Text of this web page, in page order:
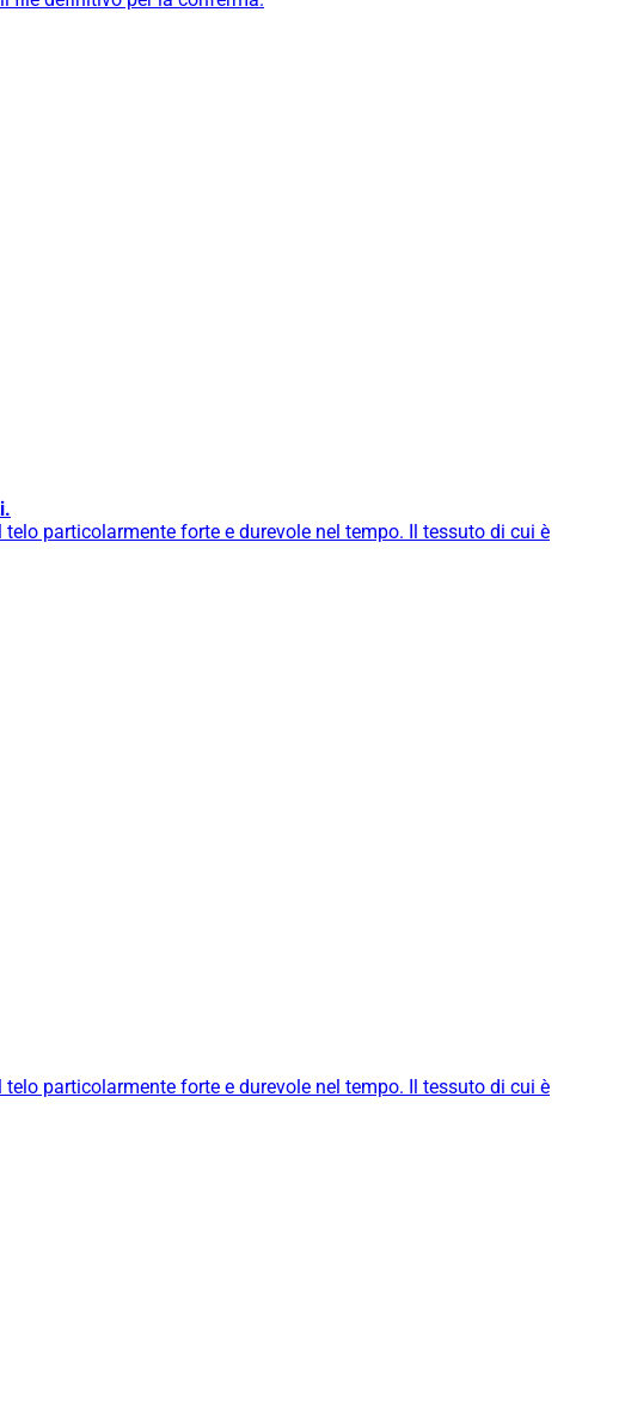
particolarmente forte e durevole nel tempo. Il tessuto di cui è
particolarmente forte e durevole nel tempo. Il tessuto di cui è